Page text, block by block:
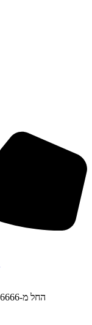
החל מ-‏6666 ₪ ללילה למזמינים 3 לילות בסופ"ש הקרוב